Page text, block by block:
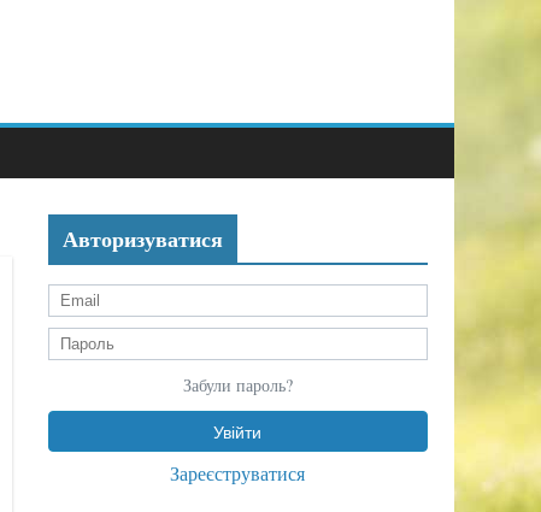
Авторизуватися
Забули пароль?
Зареєструватися